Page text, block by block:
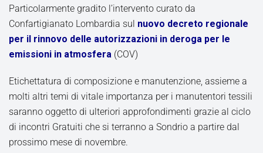
Particolarmente gradito l’intervento curato da
Confartigianato Lombardia sul nuovo decreto regionale
per il rinnovo delle autorizzazioni in deroga per le
emissioni in atmosfera (COV)
Etichettatura di composizione e manutenzione, assieme a
molti altri temi di vitale importanza per i manutentori tessili
saranno oggetto di ulteriori approfondimenti grazie al ciclo
di incontri Gratuiti che si terranno a Sondrio a partire dal
prossimo mese di novembre.